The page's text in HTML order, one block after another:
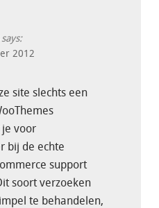
says:
2012
site slechts een
je voor
bij de echte
support
soort verzoeken
te behandelen,